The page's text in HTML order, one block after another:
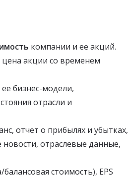
компании и ее акций.
акции со временем
бизнес-модели,
отрасли и
отчет о прибылях и убытках,
отраслевые данные,
стоимость), EPS